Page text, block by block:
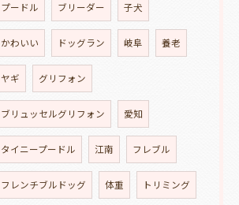
プードル ブリーダー 子犬
かわいい ドッグラン 岐阜 養老
ヤギ グリフォン
ブリュッセルグリフォン 愛知
タイニープードル 江南 フレブル
フレンチブルドッグ 体重 トリミング